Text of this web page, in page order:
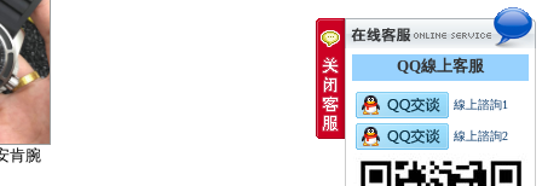
肯腕
QQ線上客服
線上諮詢1
線上諮詢2